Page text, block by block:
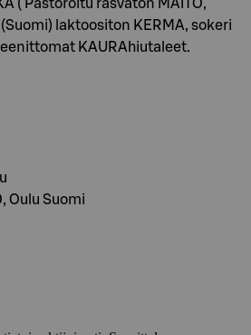
( Pastöroitu rasvaton MAITO,
laktoositon KERMA, sokeri
KAURAhiutaleet.
Oulu Suomi